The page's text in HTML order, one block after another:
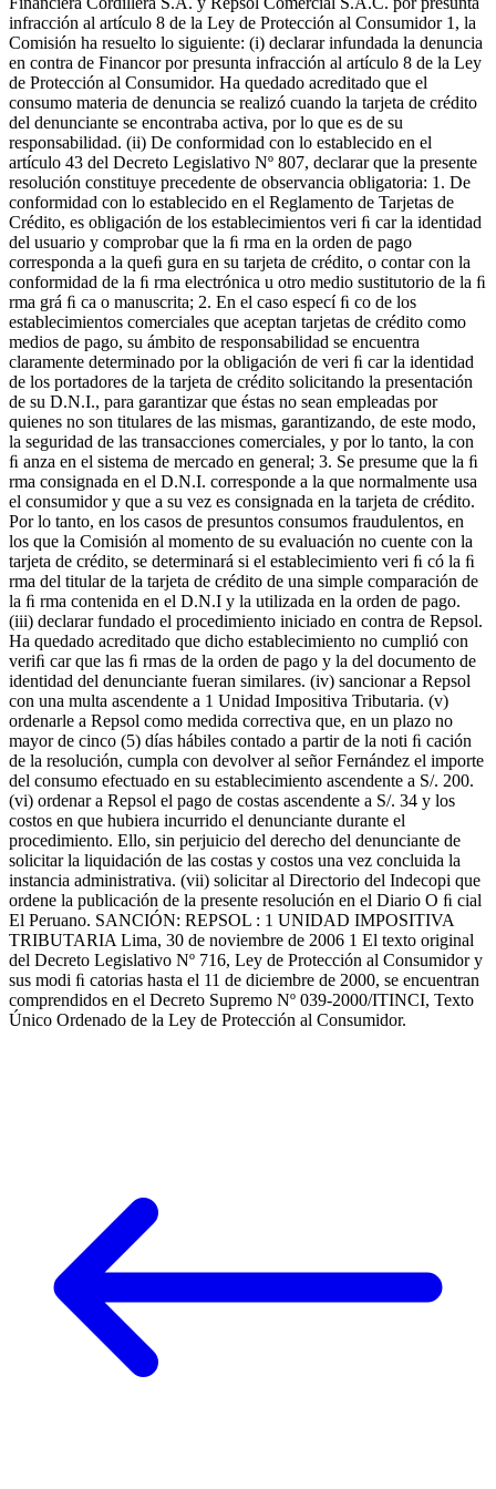
infracción al artículo 8 de la Ley de Protección al Consumidor 1, la
Comisión ha resuelto lo siguiente: (i) declarar infundada la denuncia
en contra de Financor por presunta infracción al artículo 8 de la Ley
de Protección al Consumidor. Ha quedado acreditado que el
consumo materia de denuncia se realizó cuando la tarjeta de crédito
del denunciante se encontraba activa, por lo que es de su
responsabilidad. (ii) De conformidad con lo establecido en el
artículo 43 del Decreto Legislativo Nº 807, declarar que la presente
resolución constituye precedente de observancia obligatoria: 1. De
conformidad con lo establecido en el Reglamento de Tarjetas de
Crédito, es obligación de los establecimientos veri ﬁ car la identidad
del usuario y comprobar que la ﬁ rma en la orden de pago
corresponda a la queﬁ gura en su tarjeta de crédito, o contar con la
conformidad de la ﬁ rma electrónica u otro medio sustitutorio de la ﬁ
rma grá ﬁ ca o manuscrita; 2. En el caso especí ﬁ co de los
establecimientos comerciales que aceptan tarjetas de crédito como
medios de pago, su ámbito de responsabilidad se encuentra
claramente determinado por la obligación de veri ﬁ car la identidad
de los portadores de la tarjeta de crédito solicitando la presentación
de su D.N.I., para garantizar que éstas no sean empleadas por
quienes no son titulares de las mismas, garantizando, de este modo,
la seguridad de las transacciones comerciales, y por lo tanto, la con
ﬁ anza en el sistema de mercado en general; 3. Se presume que la ﬁ
rma consignada en el D.N.I. corresponde a la que normalmente usa
el consumidor y que a su vez es consignada en la tarjeta de crédito.
Por lo tanto, en los casos de presuntos consumos fraudulentos, en
los que la Comisión al momento de su evaluación no cuente con la
tarjeta de crédito, se determinará si el establecimiento veri ﬁ có la ﬁ
rma del titular de la tarjeta de crédito de una simple comparación de
la ﬁ rma contenida en el D.N.I y la utilizada en la orden de pago.
(iii) declarar fundado el procedimiento iniciado en contra de Repsol.
Ha quedado acreditado que dicho establecimiento no cumplió con
veriﬁ car que las ﬁ rmas de la orden de pago y la del documento de
identidad del denunciante fueran similares. (iv) sancionar a Repsol
con una multa ascendente a 1 Unidad Impositiva Tributaria. (v)
ordenarle a Repsol como medida correctiva que, en un plazo no
mayor de cinco (5) días hábiles contado a partir de la noti ﬁ cación
de la resolución, cumpla con devolver al señor Fernández el importe
del consumo efectuado en su establecimiento ascendente a S/. 200.
(vi) ordenar a Repsol el pago de costas ascendente a S/. 34 y los
costos en que hubiera incurrido el denunciante durante el
procedimiento. Ello, sin perjuicio del derecho del denunciante de
solicitar la liquidación de las costas y costos una vez concluida la
instancia administrativa. (vii) solicitar al Directorio del Indecopi que
ordene la publicación de la presente resolución en el Diario O ﬁ cial
El Peruano. SANCIÓN: REPSOL : 1 UNIDAD IMPOSITIVA
TRIBUTARIA Lima, 30 de noviembre de 2006 1 El texto original
del Decreto Legislativo Nº 716, Ley de Protección al Consumidor y
sus modi ﬁ catorias hasta el 11 de diciembre de 2000, se encuentran
comprendidos en el Decreto Supremo Nº 039-2000/ITINCI, Texto
Único Ordenado de la Ley de Protección al Consumidor.